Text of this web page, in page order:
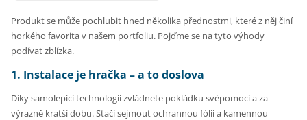
Produkt se může pochlubit hned několika přednostmi, které z něj činí
horkého favorita v našem portfoliu. Pojďme se na tyto výhody
podívat zblízka.
1. Instalace je hračka – a to doslova
Díky samolepicí technologii zvládnete pokládku svépomocí a za
výrazně kratší dobu. Stačí sejmout ochrannou fólii a kamennou